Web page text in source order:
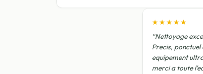
★★★★★
“Nettoyage
Precis, ponctuel
equipement
merci a toute